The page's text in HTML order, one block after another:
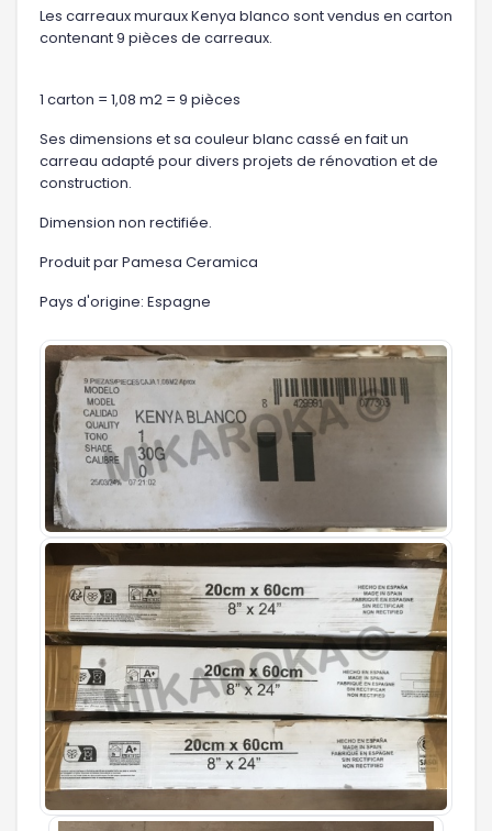
Les carreaux muraux Kenya blanco sont vendus en carton
contenant 9 pièces de carreaux.
1 carton = 1,08 m2 = 9 pièces
Ses dimensions et sa couleur blanc cassé en fait un
carreau adapté pour divers projets de rénovation et de
construction.
Dimension non rectifiée.
Produit par Pamesa Ceramica
Pays d'origine: Espagne